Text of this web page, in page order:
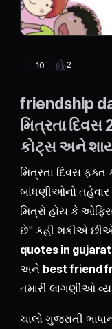
10 2
friendship
મિત્રતા
કોટ્સ અને
મિત્રતા દિવસ
બાંધણીઓનો
મિત્રો હોય કે
છે" કહી શકીએ
quotes in
અને best friend
તમારી લાગણીઓ
ચાલો ગુજરાતી